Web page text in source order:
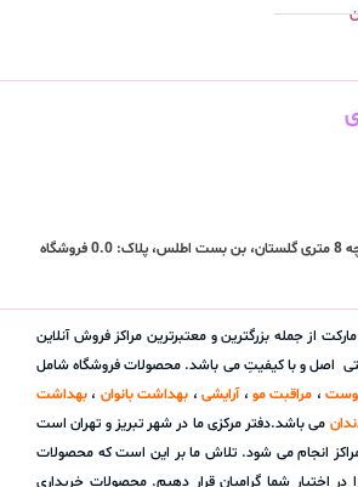
آدرس : تبریز، ائل گلی، کوچه 8 متری گلستان، بن بست اطلس، پلاک: 0.0 فروشگاه
از جمله بزرگترین و معتبرترین مراکز فروش آنلاین
اصل و با کیفیتِ می باشد. محصولات فروشگاه شامل
، مراقبت مو،آرایشی، بهداشت بانوان ، بهداشت
می باشد.دفتر مرکزی ما در شهر تبریز و تهران است
مراکز انجام می شود. تلاش ما بر این است که محصولات
اختیار شما گرامیان قرار دهیم. محصولات خریداری